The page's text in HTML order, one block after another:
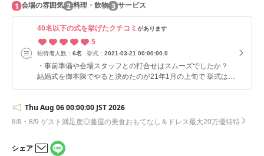
1 会場の雰囲気 2 料理・飲物 3 サービス
40名以下の式を挙げたクチコミ があります
5
招待者人数： 6名 挙式： 2021-03-21 00:00:00.0
・事前準備や会場スタッフとの打合せはスムーズでしたか？
結婚式を御本陳でやると決めたのが21年1月の上旬で 挙式は2
1年3月と準備期間が約3か月しかなかったですが、 とても親身
うこともあり、オンラインでの打ち合わせも 対応してくださ
り、助かりました。 ・どんな結婚式が挙げられましたか？ コ
は呼べませんでしたがとてもアットホームな式でした。 式後
は披露宴というよりも、食事会というこで ゆったりと食事を
Thu Aug 06 00:00:00 JST 2026
8/8・8/9 ゲスト満足度◎藤屋の美食おもてなし＆ドレス最大20万優待特
シェア